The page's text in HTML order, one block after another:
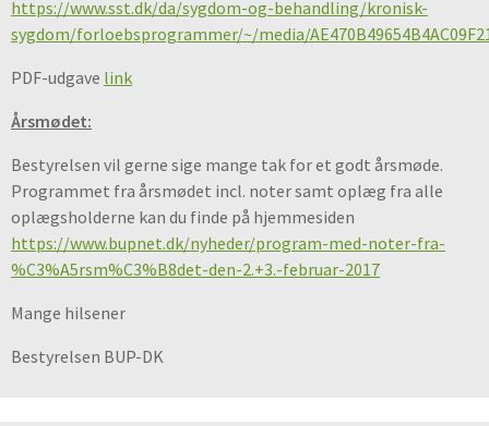
https://www.sst.dk/da/sygdom-og-behandling/kronisk-
sygdom/forloebsprogrammer/~/media/
PDF-udgave link
Årsmødet:
Bestyrelsen vil gerne sige mange tak for et godt årsmøde.
Programmet fra årsmødet incl. noter samt oplæg fra alle
oplægsholderne kan du finde på hjemmesiden
https://www.bupnet.dk/nyheder/program-med-noter-fra-
%C3%A5rsm%C3%B8det-den-2.+3.-februar-2017
Mange hilsener
Bestyrelsen BUP-DK